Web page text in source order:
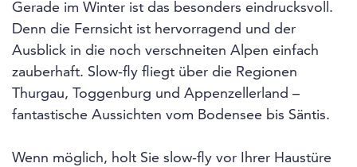
Gerade im Winter ist das besonders eindrucksvoll.
Denn die Fernsicht ist hervorragend und der
Ausblick in die noch verschneiten Alpen einfach
zauberhaft. Slow-fly fliegt über die Regionen
Thurgau, Toggenburg und Appenzellerland –
fantastische Aussichten vom Bodensee bis Säntis.
Wenn möglich, holt Sie slow-fly vor Ihrer Haustüre